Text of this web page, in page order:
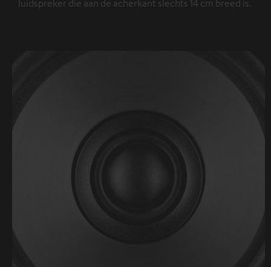
luidspreker die aan de acherkant slechts 14 cm breed is.